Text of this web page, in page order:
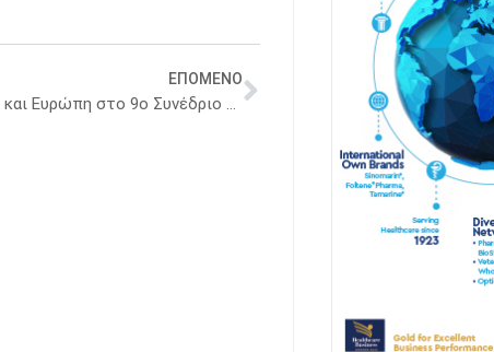
ΕΠΟΜΕΝΟ
28 κορυφαίοι ειδικοί σε Ελλάδα και Ευρώπη στο 9ο Συνέδριο Αξιολόγησης Τεχνολογιών Υγείας (ΗΤΑ)